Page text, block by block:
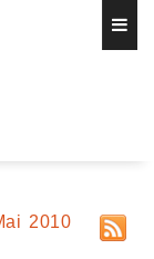
2010